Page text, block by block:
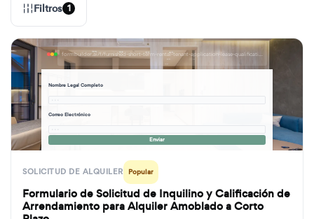
Filtros 1
formbuilder.ai/f/furnished-short-term-rental-tenant-application-lease-qualification-form
Nombre Legal Completo
Correo Electrónico
Enviar
SOLICITUD DE ALQUILER Popular
Formulario de Solicitud de Inquilino y Calificación de
Arrendamiento para Alquiler Amoblado a Corto